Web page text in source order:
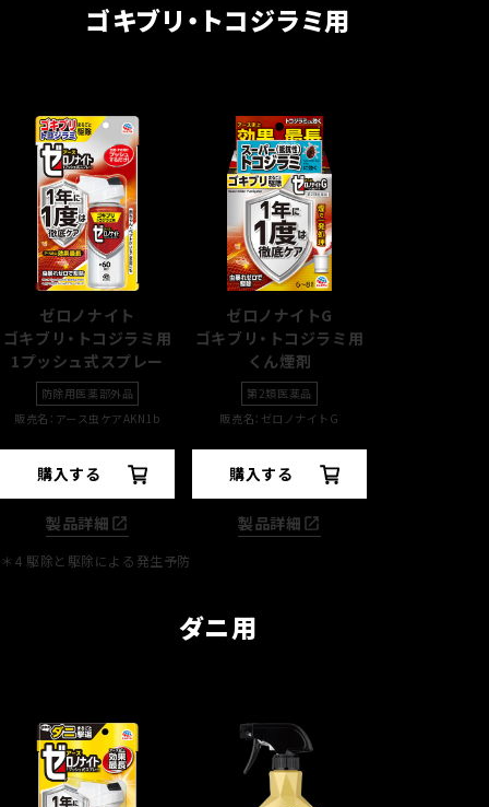
ゴキブリ・トコジラミ用
ゼロノナイト
ゴキブリ・トコジラミ用
1プッシュ式スプレー
防除用医薬部外品
販売名：アース虫ケアAKN1b
購入する
製品詳細
ゼロノナイトG
ゴキブリ・トコジラミ用
くん煙剤
第2類医薬品
販売名：ゼロノナイトG
購入する
製品詳細
＊4 駆除と駆除による発生予防
ダニ用